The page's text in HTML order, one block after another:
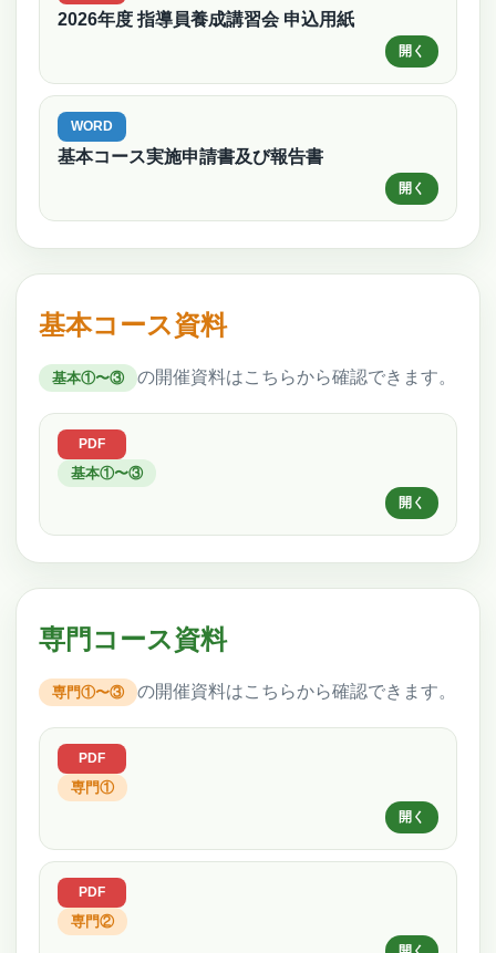
2026年度 指導員養成講習会 申込用紙
基本コース実施申請書及び報告書
基本コース資料
基本①〜③ の開催資料はこちらから確認できます。
基本①〜③
専門コース資料
専門①〜③ の開催資料はこちらから確認できます。
専門①
専門②